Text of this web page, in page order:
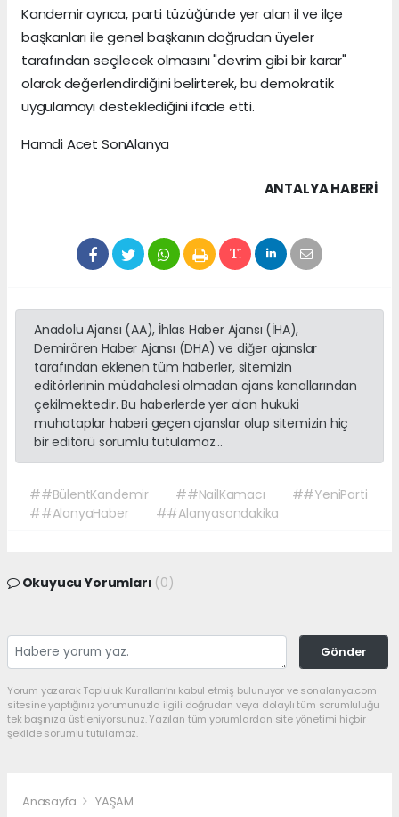
Kandemir ayrıca, parti tüzüğünde yer alan il ve ilçe
başkanları ile genel başkanın doğrudan üyeler
tarafından seçilecek olmasını "devrim gibi bir karar"
olarak değerlendirdiğini belirterek, bu demokratik
uygulamayı desteklediğini ifade etti.
Hamdi Acet SonAlanya
ANTALYA HABERİ
Anadolu Ajansı (AA), İhlas Haber Ajansı (İHA),
Demirören Haber Ajansı (DHA) ve diğer ajanslar
tarafından eklenen tüm haberler, sitemizin
editörlerinin müdahalesi olmadan ajans kanallarından
çekilmektedir. Bu haberlerde yer alan hukuki
muhataplar haberi geçen ajanslar olup sitemizin hiç
bir editörü sorumlu tutulamaz...
##BülentKandemir ##NailKamacı
##YeniParti
##AlanyaHaber
##Alanyasondakika
Okuyucu Yorumları (0)
Gönder
Yorum yazarak Topluluk Kuralları’nı kabul etmiş bulunuyor ve sonalanya.com
sitesine yaptığınız yorumunuzla ilgili doğrudan veya dolaylı tüm sorumluluğu
tek başınıza üstleniyorsunuz. Yazılan tüm yorumlardan site yönetimi hiçbir
şekilde sorumlu tutulamaz.
Anasayfa YAŞAM